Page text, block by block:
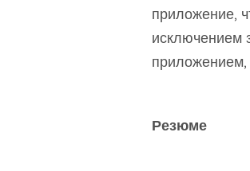
приложение,
исключением
приложением,
Резюме